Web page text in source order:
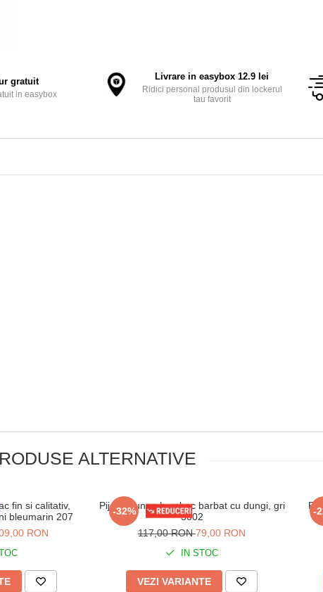
gratuit
in easybox
Livrare in easybox 12.9 lei
Ridici personal produsul din lockerul
tau favorit
ALTERNATIVE
fin si calitativ,
bleumarin 207
RON
-32%
Pijama lunga bumbac barbat cu dungi, gri
3002
117,00 RON79,00 RON
IN STOC
VEZI VARIANTE
-